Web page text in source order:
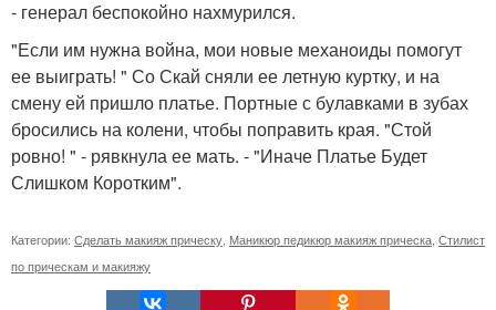
- генерал беспокойно нахмурился.
"Если им нужна война, мои новые механоиды помогут
ее выиграть! " Со Скай сняли ее летную куртку, и на
смену ей пришло платье. Портные с булавками в зубах
бросились на колени, чтобы поправить края. "Стой
ровно! " - рявкнула ее мать. - "Иначе Платье Будет
Слишком Коротким".
Категории: Сделать макияж прическу Маникюр педикюр макияж прическа Стилист
по прическам и макияжу